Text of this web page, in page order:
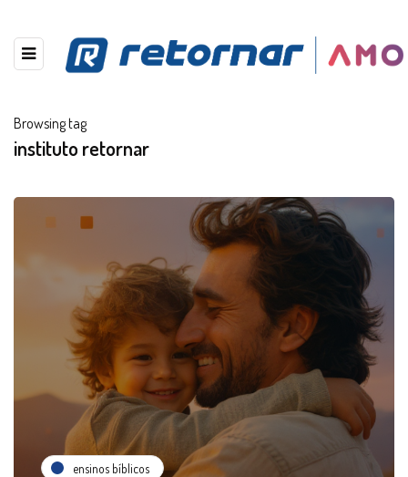
Browsing tag
instituto retornar
ensinos bíblicos